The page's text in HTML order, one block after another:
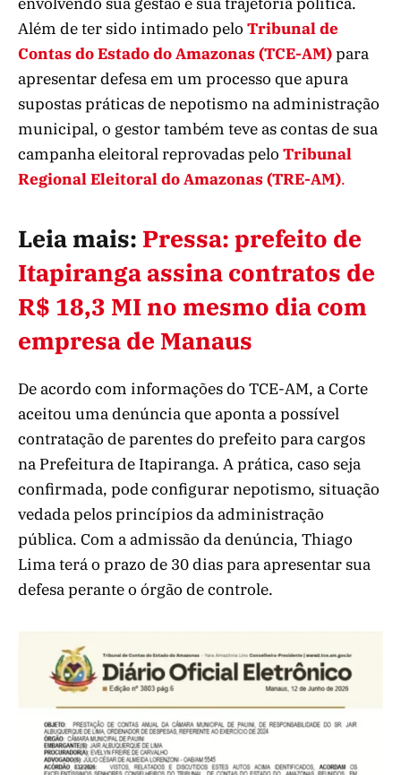
Além de ter sido intimado pelo Tribunal de
Contas do Estado do Amazonas (TCE-AM)para
apresentar defesa em um processo que apura
supostas práticas de nepotismo na administração
municipal, o gestor também teve as contas de sua
campanha eleitoral reprovadas pelo Tribunal
Regional Eleitoral do Amazonas (TRE-AM).
Leia mais: Pressa: prefeito de
Itapiranga assina contratos de
R$ 18,3 MI no mesmo dia com
empresa de Manaus
De acordo com informações do TCE-AM, a Corte
aceitou uma denúncia que aponta a possível
contratação de parentes do prefeito para cargos
na Prefeitura de Itapiranga. A prática, caso seja
confirmada, pode configurar nepotismo, situação
vedada pelos princípios da administração
pública. Com a admissão da denúncia, Thiago
Lima terá o prazo de 30 dias para apresentar sua
defesa perante o órgão de controle.